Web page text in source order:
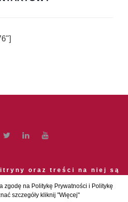
oraz treści na niej są
zgodę na Politykę Prywatności i Politykę
szczegóły kliknij "Więcej"